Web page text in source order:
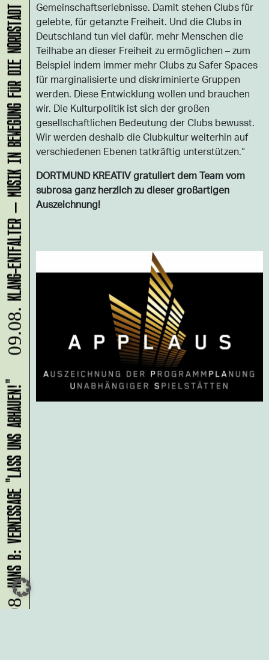
Gemeinschaftserlebnisse. Damit stehen Clubs für
gelebte, für getanzte Freiheit. Und die Clubs in
Deutschland tun viel dafür, mehr Menschen die
Teilhabe an dieser Freiheit zu ermöglichen – zum
Beispiel indem immer mehr Clubs zu Safer Spaces
für marginalisierte und diskriminierte Gruppen
werden. Diese Entwicklung wollen und brauchen
wir. Die Kulturpolitik ist sich der großen
gesellschaftlichen Bedeutung der Clubs bewusst.
Wir werden deshalb die Clubkultur weiterhin auf
verschiedenen Ebenen tatkräftig unterstützen.“
DORTMUND KREATIV gratuliert dem Team vom
subrosa ganz herzlich zu dieser großartigen
Auszeichnung!
09.08.
HANS B: VERNISSAGE "LASS UNS ABHAUEN!"
09.08.
KLANG-ENTFALTER – MUSIK IN BEWEGUNG FÜR DIE NORDSTADT